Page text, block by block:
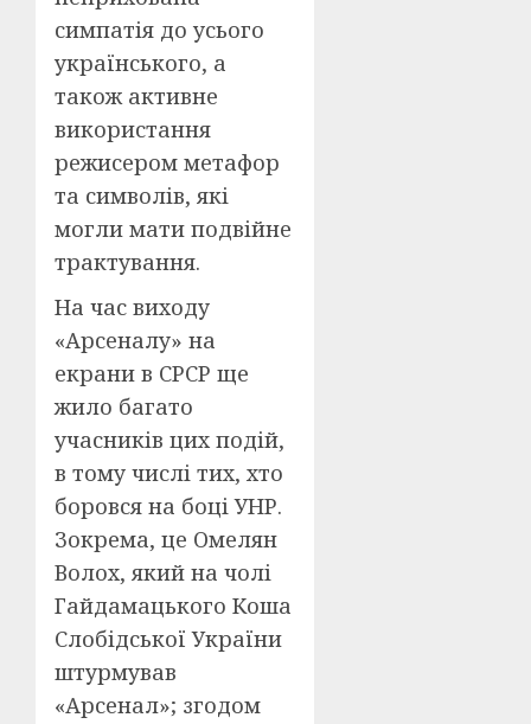
симпатія до усього
українського, а
також активне
використання
режисером метафор
та символів, які
могли мати подвійне
трактування.
На час виходу
«Арсеналу» на
екрани в СРСР ще
жило багато
учасників цих подій,
в тому числі тих, хто
боровся на боці УНР.
Зокрема, це Омелян
Волох, який на чолі
Гайдамацького Коша
Слобідської України
штурмував
«Арсенал»; згодом